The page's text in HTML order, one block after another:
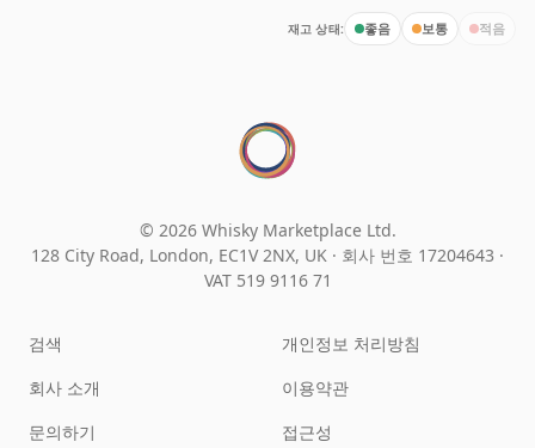
재고 상태: 좋음 보통 적음
© 2026 Whisky Marketplace Ltd.
128 City Road, London, EC1V 2NX, UK · 회사 번호 17204643 ·
VAT 519 9116 71
검색
회사 소개
문의하기
개인정보 처리방침
이용약관
접근성